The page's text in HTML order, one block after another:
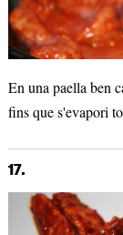
En una paella ben
fins que s'evapori
17.